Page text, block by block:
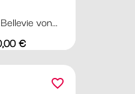
von...
€
favorite_border